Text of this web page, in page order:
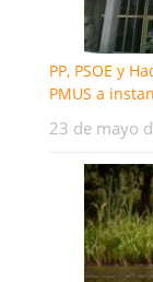
PP, PSOE y
PMUS a
23 de mayo